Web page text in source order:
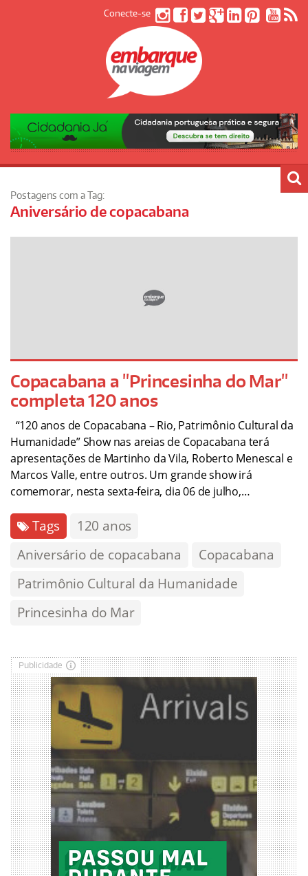
Conecte-se
Postagens com a Tag:
Aniversário de copacabana
Copacabana a "Princesinha do Mar"
completa 120 anos
“120 anos de Copacabana – Rio, Patrimônio Cultural da
Humanidade” Show nas areias de Copacabana terá
apresentações de Martinho da Vila, Roberto Menescal e
Marcos Valle, entre outros. Um grande show irá
comemorar, nesta sexta-feira, dia 06 de julho,…
Tags
120 anos
Aniversário de copacabana
Copacabana
Patrimônio Cultural da Humanidade
Princesinha do Mar
Publicidade